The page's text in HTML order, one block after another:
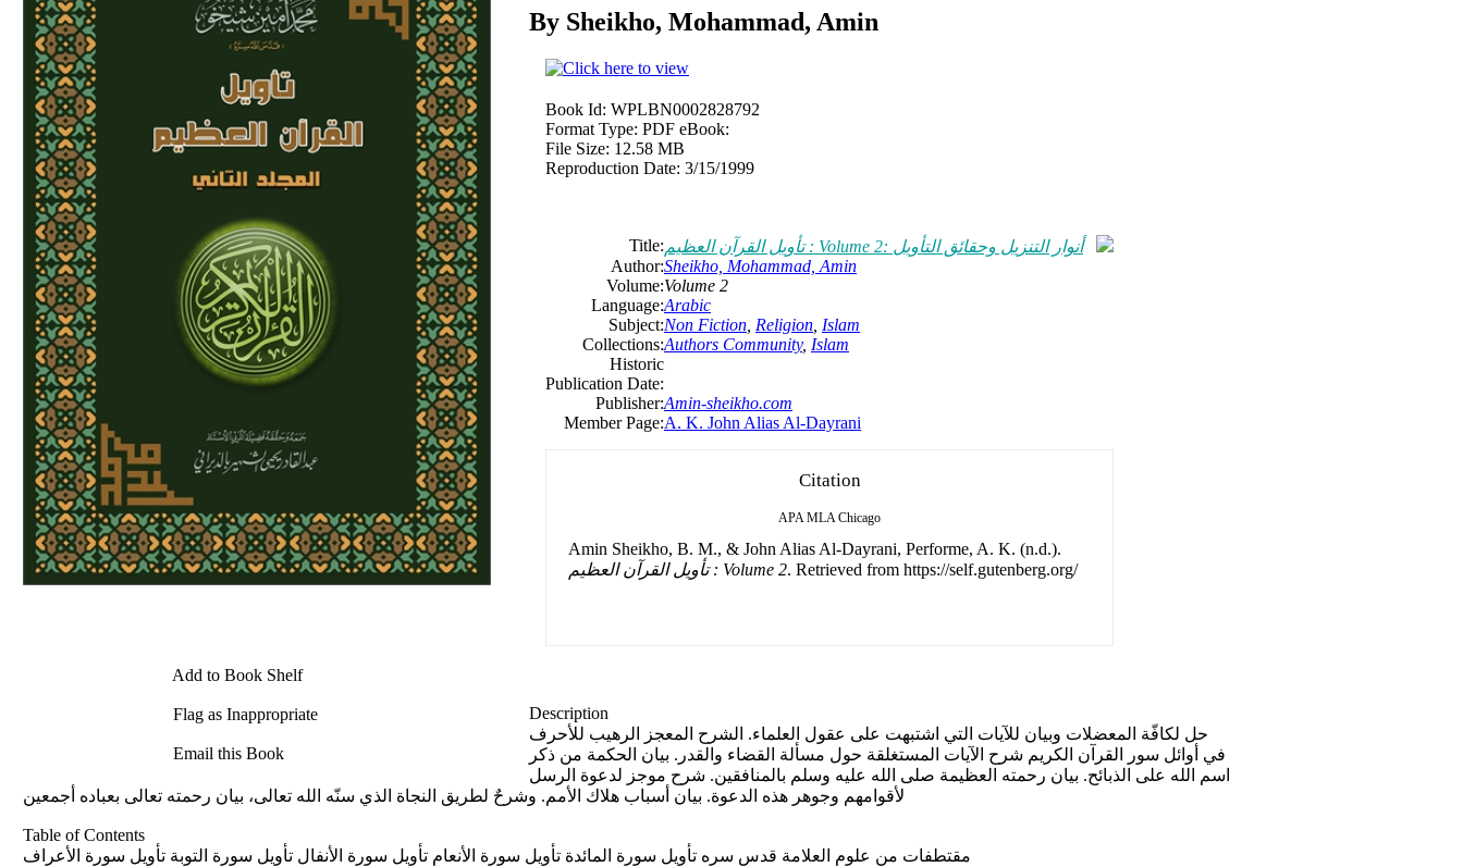
Add to Book Shelf
Flag as Inappropriate
Email this Book
By Sheikho, Mohammad, Amin
Book Id: WPLBN0002828792
Format Type: PDF eBook:
File Size: 12.58 MB
Reproduction Date: 3/15/1999
Title:
تأويل القرآن العظيم : Volume 2: أنوار التنزيل وحقائق التأويل
Author:Sheikho, Mohammad, Amin
Volume:Volume 2
Language:Arabic
Subject:Non Fiction Religion Islam
Collections:Authors Community, Islam
Historic
Publication Date:
Publisher:Amin-sheikho.com
Member Page:A. K. John Alias Al-Dayrani
Citation
APA MLA Chicago
Amin Sheikho, B. M., & John Alias Al-Dayrani, Performe, A. K. (n.d.).
تأويل القرآن العظيم : Volume 2. Retrieved from https://self.gutenberg.org/
Description
حل لكافّة المعضلات وبيان للآيات التي اشتبهت على عقول العلماء. الشرح المعجز الرهيب للأحرف
في أوائل سور القرآن الكريم شرح الآيات المستغلقة حول مسألة القضاء والقدر. بيان الحكمة من ذكر
اسم الله على الذبائح. بيان رحمته العظيمة صلى الله عليه وسلم بالمنافقين. شرح موجز لدعوة الرسل
لأقوامهم وجوهر هذه الدعوة. بيان أسباب هلاك الأمم. وشرحٌ لطريق النجاة الذي سنّه الله تعالى، بيان رحمته تعالى بعباده أجمعين
Table of Contents
مقتطفات من علوم العلامة قدس سره تأويل سورة المائدة تأويل سورة الأنعام تأويل سورة الأنفال تأويل سورة التوبة تأويل سورة الأعراف